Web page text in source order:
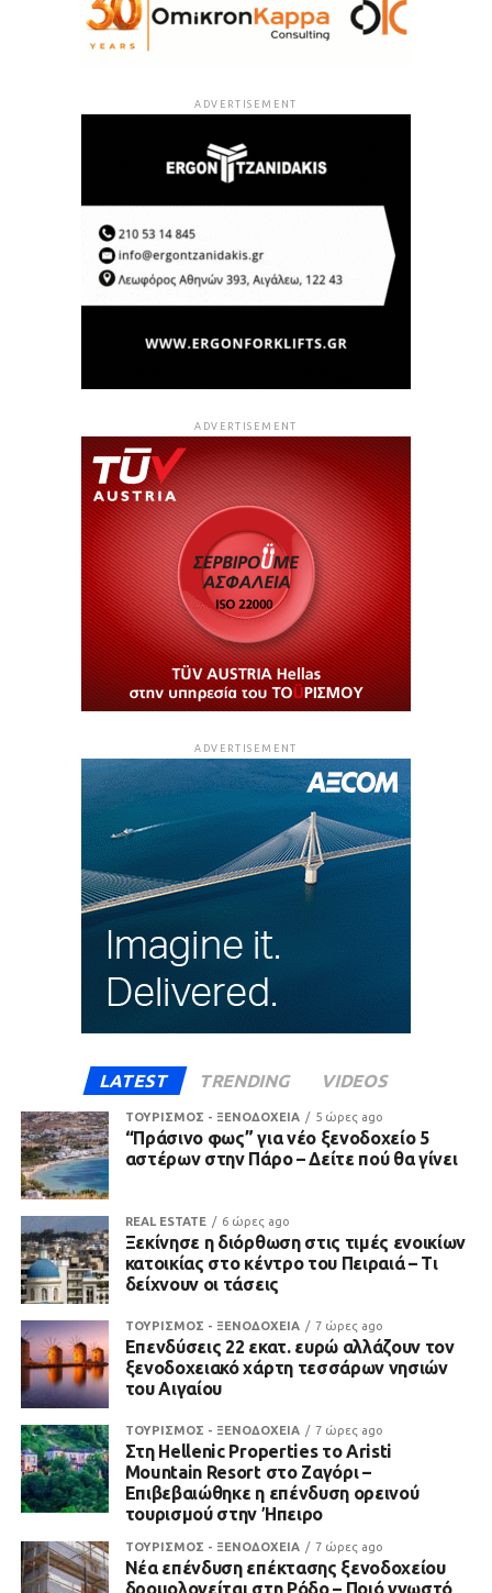
ADVERTISEMENT
ADVERTISEMENT
ADVERTISEMENT
LATEST TRENDING VIDEOS
ΤΟΥΡΙΣΜΟΣ - ΞΕΝΟΔΟΧΕΙΑ 5 ώρες ago
“Πράσινο φως” για νέο ξενοδοχείο 5
αστέρων στην Πάρο – Δείτε πού θα γίνει
REAL ESTATE 6 ώρες ago
Ξεκίνησε η διόρθωση στις τιμές ενοικίων
κατοικίας στο κέντρο του Πειραιά – Τι
δείχνουν οι τάσεις
ΤΟΥΡΙΣΜΟΣ - ΞΕΝΟΔΟΧΕΙΑ 7 ώρες ago
Επενδύσεις 22 εκατ. ευρώ αλλάζουν τον
ξενοδοχειακό χάρτη τεσσάρων νησιών
του Αιγαίου
ΤΟΥΡΙΣΜΟΣ - ΞΕΝΟΔΟΧΕΙΑ 7 ώρες ago
Στη Hellenic Properties το Aristi
Mountain Resort στο Ζαγόρι –
Επιβεβαιώθηκε η επένδυση ορεινού
τουρισμού στην Ήπειρο
ΤΟΥΡΙΣΜΟΣ - ΞΕΝΟΔΟΧΕΙΑ 7 ώρες ago
Νέα επένδυση επέκτασης ξενοδοχείου
δρομολογείται στη Ρόδο – Ποιό γνωστό